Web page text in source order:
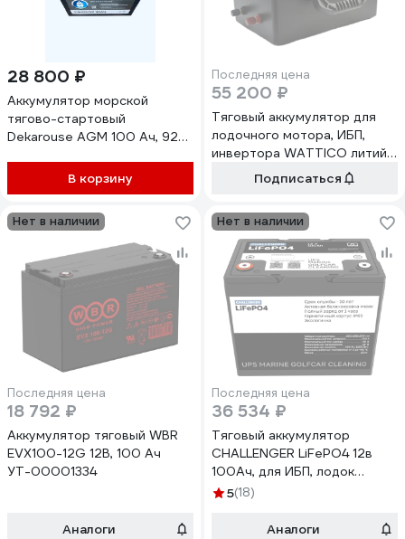
28 800 ₽
Аккумулятор морской
тягово-стартовый
Dekarouse AGM 100 Ач, 925
330x171x236 мм 31M-825
В корзину
Последняя цена
55 200 ₽
Тяговый аккумулятор для
лодочного мотора, ИБП,
инвертора WATTICO литий
железо фосфатный LiFePO4
100Ач 12В противоударный
Подписаться
Нет в наличии
Последняя цена
18 792 ₽
Аккумулятор тяговый WBR
EVX100-12G 12В, 100 Ач
УТ-00001334
Аналоги
Нет в наличии
Последняя цена
36 534 ₽
Тяговый аккумулятор
CHALLENGER LiFePO4 12в
100Ач, для ИБП, лодок
1200Вт 12V 100Ah LFP
5(18)
Аналоги